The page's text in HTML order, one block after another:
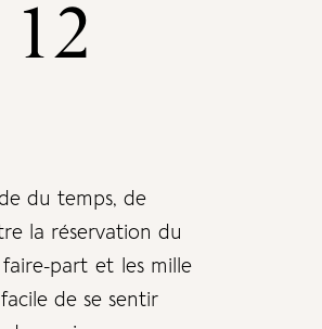
du temps, de
la réservation du
faire-part et les mille
de se sentir